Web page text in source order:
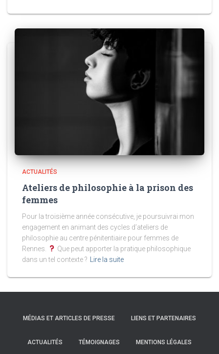
ACTUALITÉS
Ateliers de philosophie à la prison des
femmes
Pour la troisième année consécutive, je poursuivrai mon
engagement en animant des cycles d’ateliers de
philosophie au centre pénitentiaire pour femmes de
Rennes.
Que peut apporter la pratique philosophique
dans un tel contexte ?
Lire la suite
MÉDIAS ET ARTICLES DE PRESSE LIENS ET PARTENAIRES
ACTUALITÉS TÉMOIGNAGES MENTIONS LÉGALES